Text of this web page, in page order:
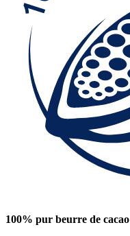
100% pur beurre de cacao